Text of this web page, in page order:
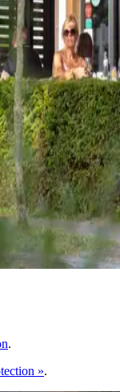
.
».